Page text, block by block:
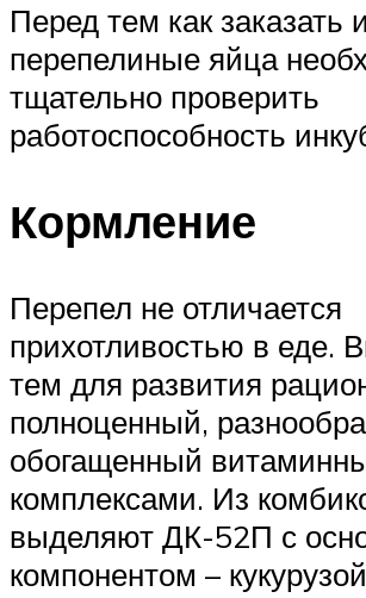
Перед тем как заказать
перепелиные яйца
тщательно проверить
работоспособность
Кормление
Перепел не отличается
прихотливостью в еде.
тем для развития
полноценный,
обогащенный
комплексами. Из
выделяют ДК-52П с
компонентом –